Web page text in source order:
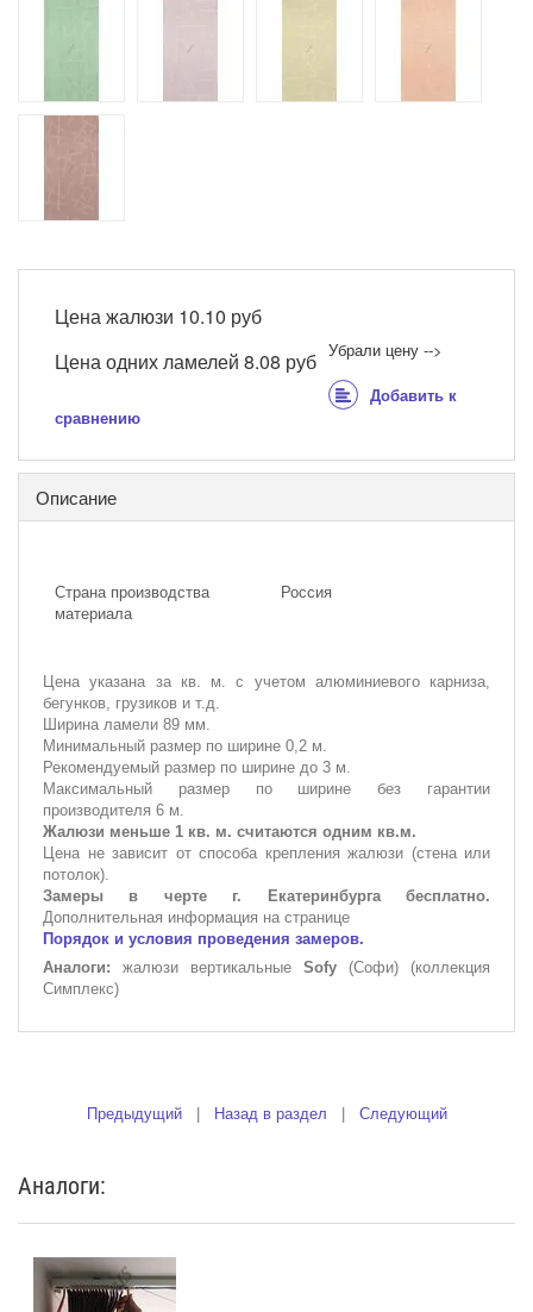
Цена жалюзи 10.10 руб
Цена одних ламелей 8.08 руб Убрали цену -->
Добавить к
сравнению
Описание
Страна производства
материала
Россия
Цена указана за кв. м. с учетом алюминиевого карниза,
бегунков, грузиков и т.д.
Ширина ламели 89 мм.
Минимальный размер по ширине 0,2 м.
Рекомендуемый размер по ширине до 3 м.
Максимальный размер по ширине без гарантии
производителя 6 м.
Жалюзи меньше 1 кв. м. считаются одним кв.м.
Цена не зависит от способа крепления жалюзи (стена или
потолок).
Замеры в черте г. Екатеринбурга бесплатно.
Дополнительная информация на странице
Порядок и условия проведения замеров.
Аналоги: жалюзи вертикальные Sofy (Софи) (коллекция
Симплекс)
Предыдущий| Назад в раздел Следующий
Аналоги: